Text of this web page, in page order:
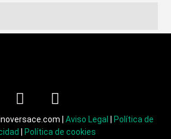
| Aviso Legal
Política de
Política de cookies